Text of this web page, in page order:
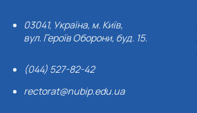
03041, Україна, м. Київ,
вул. Героїв Оборони, буд. 15.
(044) 527-82-42
rectorat@nubip.edu.ua